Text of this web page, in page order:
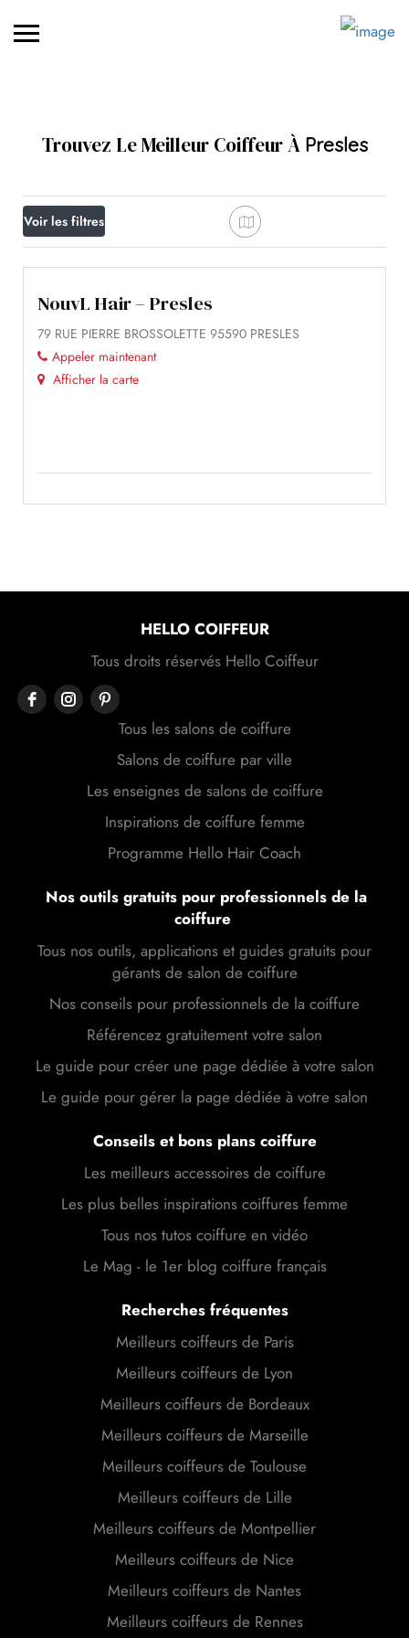
Trouvez Le Meilleur Coiffeur À Presles
Voir les filtres
NouvL Hair – Presles
79 RUE PIERRE BROSSOLETTE 95590 PRESLES
Appeler maintenant
Afficher la carte
HELLO COIFFEUR
Tous droits réservés Hello Coiffeur
Tous les salons de coiffure
Salons de coiffure par ville
Les enseignes de salons de coiffure
Inspirations de coiffure femme
Programme Hello Hair Coach
Nos outils gratuits pour professionnels de la
coiffure
Tous nos outils, applications et guides gratuits pour
gérants de salon de coiffure
Nos conseils pour professionnels de la coiffure
Référencez gratuitement votre salon
Le guide pour créer une page dédiée à votre salon
Le guide pour gérer la page dédiée à votre salon
Conseils et bons plans coiffure
Les meilleurs accessoires de coiffure
Les plus belles inspirations coiffures femme
Tous nos tutos coiffure en vidéo
Le Mag - le 1er blog coiffure français
Recherches fréquentes
Meilleurs coiffeurs de Paris
Meilleurs coiffeurs de Lyon
Meilleurs coiffeurs de Bordeaux
Meilleurs coiffeurs de Marseille
Meilleurs coiffeurs de Toulouse
Meilleurs coiffeurs de Lille
Meilleurs coiffeurs de Montpellier
Meilleurs coiffeurs de Nice
Meilleurs coiffeurs de Nantes
Meilleurs coiffeurs de Rennes